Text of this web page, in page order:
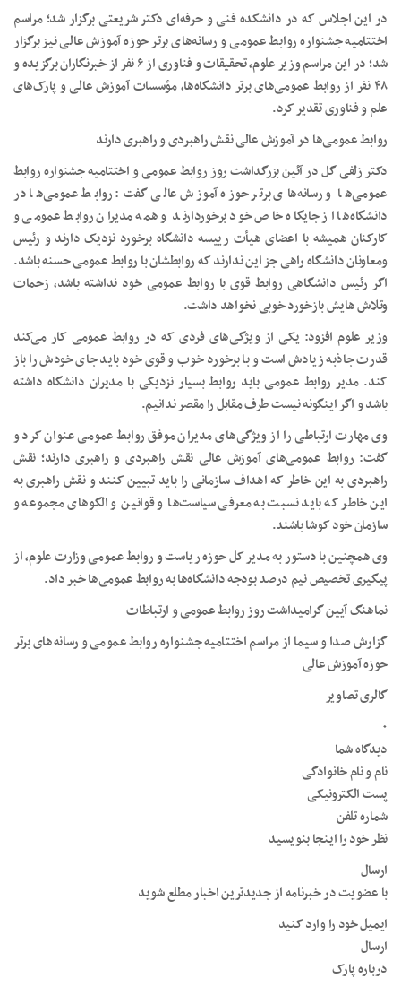
در این اجلاس که در دانشکده فنی و حرفه‌ای دکتر شریعتی برگزار شد؛ مراسم
اختتامیه جشنواره روابط عمومی و رسانه‌های برتر حوزه آموزش عالی نیز برگزار
شد؛ در این مراسم وزیر علوم، تحقیقات و فناوری از ۶ نفر از خبرنگاران برگزیده و
۴۸ نفر از روابط عمومی‌های برتر دانشگاه‌ها، مؤسسات آموزش عالی و پارک‌های
علم و فناوری تقدیر کرد.
روابط عمومی‌ها در آموزش عالی نقش راهبردی و راهبری دارند
دکتر زلفی گل در آئین بزرگداشت روز روابط عمومی و اختتامیه جشنواره روابط
عمومی‌ها و رسانه‌های برتر حوزه آموزش عالی گفت: روابط عمومی‌ها در
دانشگاه‌ها از جایگاه خاص خود برخوردارند و همه مدیران روابط عمومی و
کارکنان همیشه با اعضای هیأت رییسه دانشگاه برخورد نزدیک دارند و رئیس
ومعاونان دانشگاه راهی جز این ندارند که روابطشان با روابط عمومی حسنه باشد.
اگر رئیس دانشگاهی روابط قوی با روابط عمومی خود نداشته باشد، زحمات
وتلاش هایش بازخورد خوبی نخواهد داشت.
وزیر علوم افزود: یکی از ویژگی‌های فردی که در روابط عمومی کار می‌کند
قدرت جاذبه زیادش است و با برخورد خوب و قوی خود باید جای خودش را باز
کند. مدیر روابط عمومی باید روابط بسیار نزدیکی با مدیران دانشگاه داشته
باشد و اگر اینگونه نیست طرف مقابل را مقصر ندانیم.
وی مهارت ارتباطی را از ویژگی‌های مدیران موفق روابط عمومی عنوان کرد و
گفت: روابط عمومی‌های آموزش عالی نقش راهبردی و راهبری دارند؛ نقش
راهبردی به این خاطر که اهداف سازمانی را باید تبیین کنند و نقش راهبری به
این خاطر که باید نسبت به معرفی سیاست‌ها و قوانین و الگوهای مجموعه و
سازمان خود کوشا باشند.
وی همچنین با دستور به مدیر کل حوزه ریاست و روابط عمومی وزارت علوم، از
پیگیری تخصیص نیم درصد بودجه دانشگاه‌ها به روابط عمومی‌ها خبر داد.
نماهنگ آیین گرامیداشت روز روابط عمومی و ارتباطات
گزارش صدا و سیما از مراسم اختتامیه جشنواره روابط عمومی و رسانه‌های برتر
حوزه آموزش عالی
گالری تصاویر
۰
دیدگاه شما
نام و نام خانوادگی
پست الکترونیکی
شماره تلفن
نظر خود را اینجا بنویسید
ارسال
با عضویت در خبرنامه از جدیدترین اخبار مطلع شوید
ایمیل خود را وارد کنید
ارسال
درباره پارک